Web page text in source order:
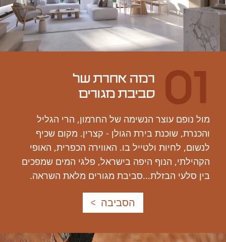
סביבת מגורים
נופם עוצר הנשימה של החרמון, הרי הגליל
שוכנת בירת הגולן - קצרין. מקום שכיף
לחיות ולטייל בו. האווירה הכפרית, האופי
הנוף היפה בישראל, פלגי המים שמפכים
סלעי הבזלת...סביבת מגורים מלאת השראה.
הסביבה